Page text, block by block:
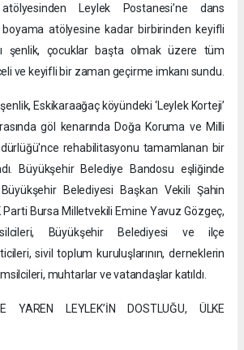
Leylek Postanesi’ne dans
atölyesine kadar birbirinden keyifli
şenlik, çocuklar başta olmak üzere tüm
ve keyifli bir zaman geçirme imkanı sundu.
Eskikaraağaç köyündeki ‘Leylek Korteji’
göl kenarında Doğa Koruma ve Milli
rehabilitasyonu tamamlanan bir
Büyükşehir Belediye Bandosu eşliğinde
Belediyesi Başkan Vekili Şahin
Parti Bursa Milletvekili Emine Yavuz Gözgeç,
Büyükşehir Belediyesi ve ilçe
sivil toplum kuruluşlarının, derneklerin
muhtarlar ve vatandaşlar katıldı.
YAREN LEYLEK’İN DOSTLUĞU, ÜLKE